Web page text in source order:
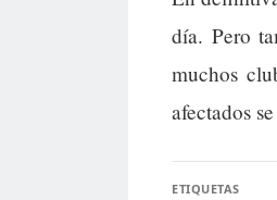
día. Pero
muchos
afectados
ETIQUETAS